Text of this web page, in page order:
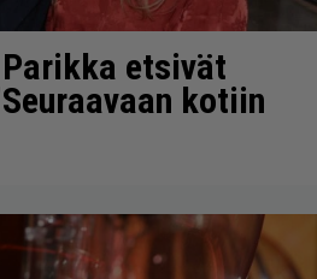
etsivät
kotiin